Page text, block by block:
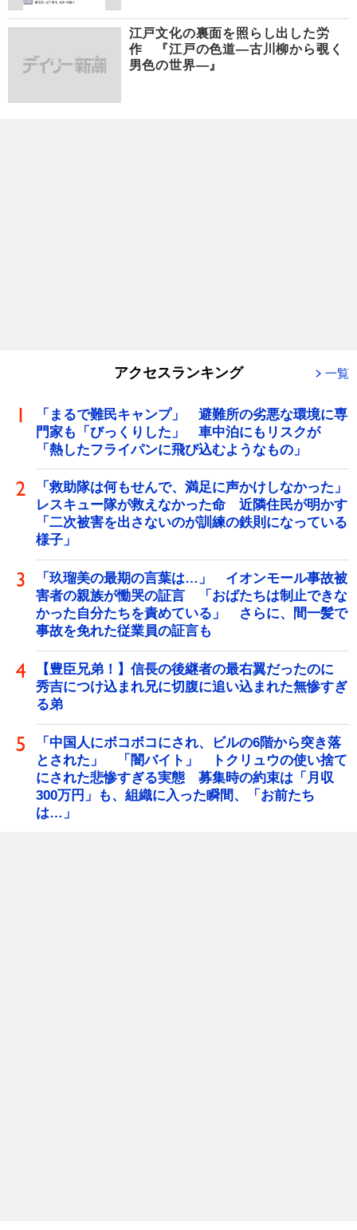
江戸文化の裏面を照らし出した労
作 『江戸の色道―古川柳から覗く
男色の世界―』
アクセスランキング 一覧
「まるで難民キャンプ」 避難所の劣悪な環境に専
門家も「びっくりした」 車中泊にもリスクが
「熱したフライパンに飛び込むようなもの」
「救助隊は何もせんで、満足に声かけしなかった」
レスキュー隊が救えなかった命 近隣住民が明かす
「二次被害を出さないのが訓練の鉄則になっている
様子」
「玖瑠美の最期の言葉は…」 イオンモール事故被
害者の親族が慟哭の証言 「おばたちは制止できな
かった自分たちを責めている」 さらに、間一髪で
事故を免れた従業員の証言も
【豊臣兄弟！】信長の後継者の最右翼だったのに
秀吉につけ込まれ兄に切腹に追い込まれた無惨すぎ
る弟
「中国人にボコボコにされ、ビルの6階から突き落
とされた」 「闇バイト」 トクリュウの使い捨て
にされた悲惨すぎる実態 募集時の約束は「月収
300万円」も、組織に入った瞬間、「お前たち
は…」